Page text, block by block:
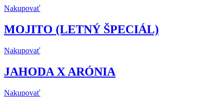
Nakupovať
MOJITO (LETNÝ ŠPECIÁL)
Nakupovať
JAHODA X ARÓNIA
Nakupovať